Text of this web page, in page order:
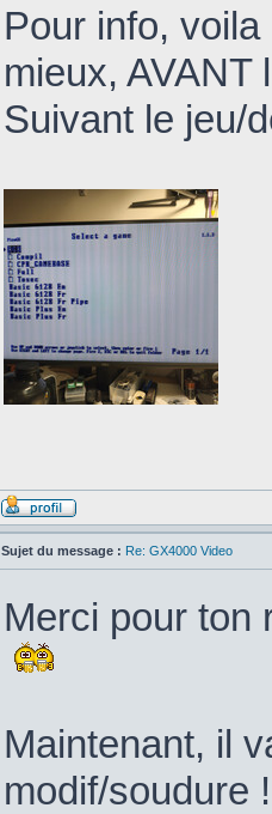
Pour info,
mieux, AVANT
Suivant le jeu/
Sujet du message : Re: GX4000 Video
Merci pour ton
Maintenant, il
modif/soudure